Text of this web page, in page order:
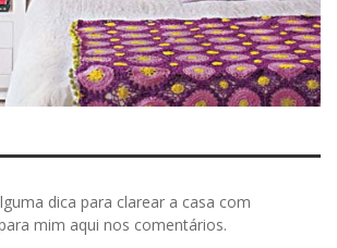
dica para clarear a casa com
mim aqui nos comentários.